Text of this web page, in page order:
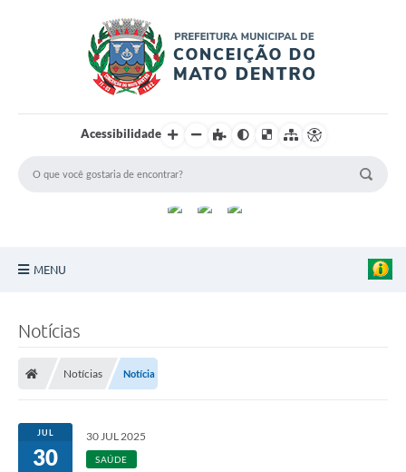
Acessibilidade
MENU
Turismo
Editais
Notícias
Notícias Notícia
JUL
30
30 JUL 2025
SAÚDE